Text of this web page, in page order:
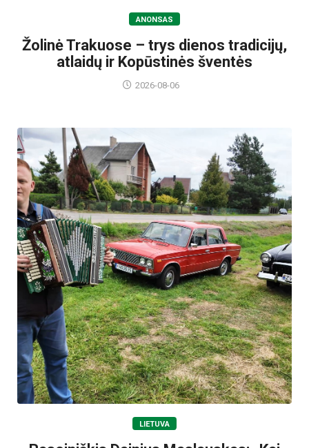
ANONSAS
Žolinė Trakuose – trys dienos tradicijų,
atlaidų ir Kopūstinės šventės
2026-08-06
LIETUVA